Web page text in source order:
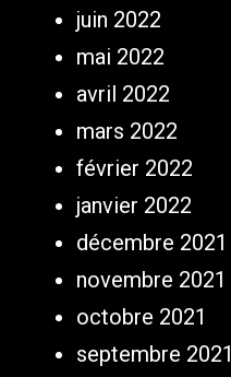
juin 2022
mai 2022
avril 2022
mars 2022
février 2022
janvier 2022
décembre 2021
novembre 2021
octobre 2021
septembre 2021